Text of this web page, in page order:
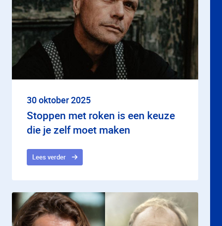
30 oktober 2025
Stoppen met roken is een keuze
die je zelf moet maken
Lees verder